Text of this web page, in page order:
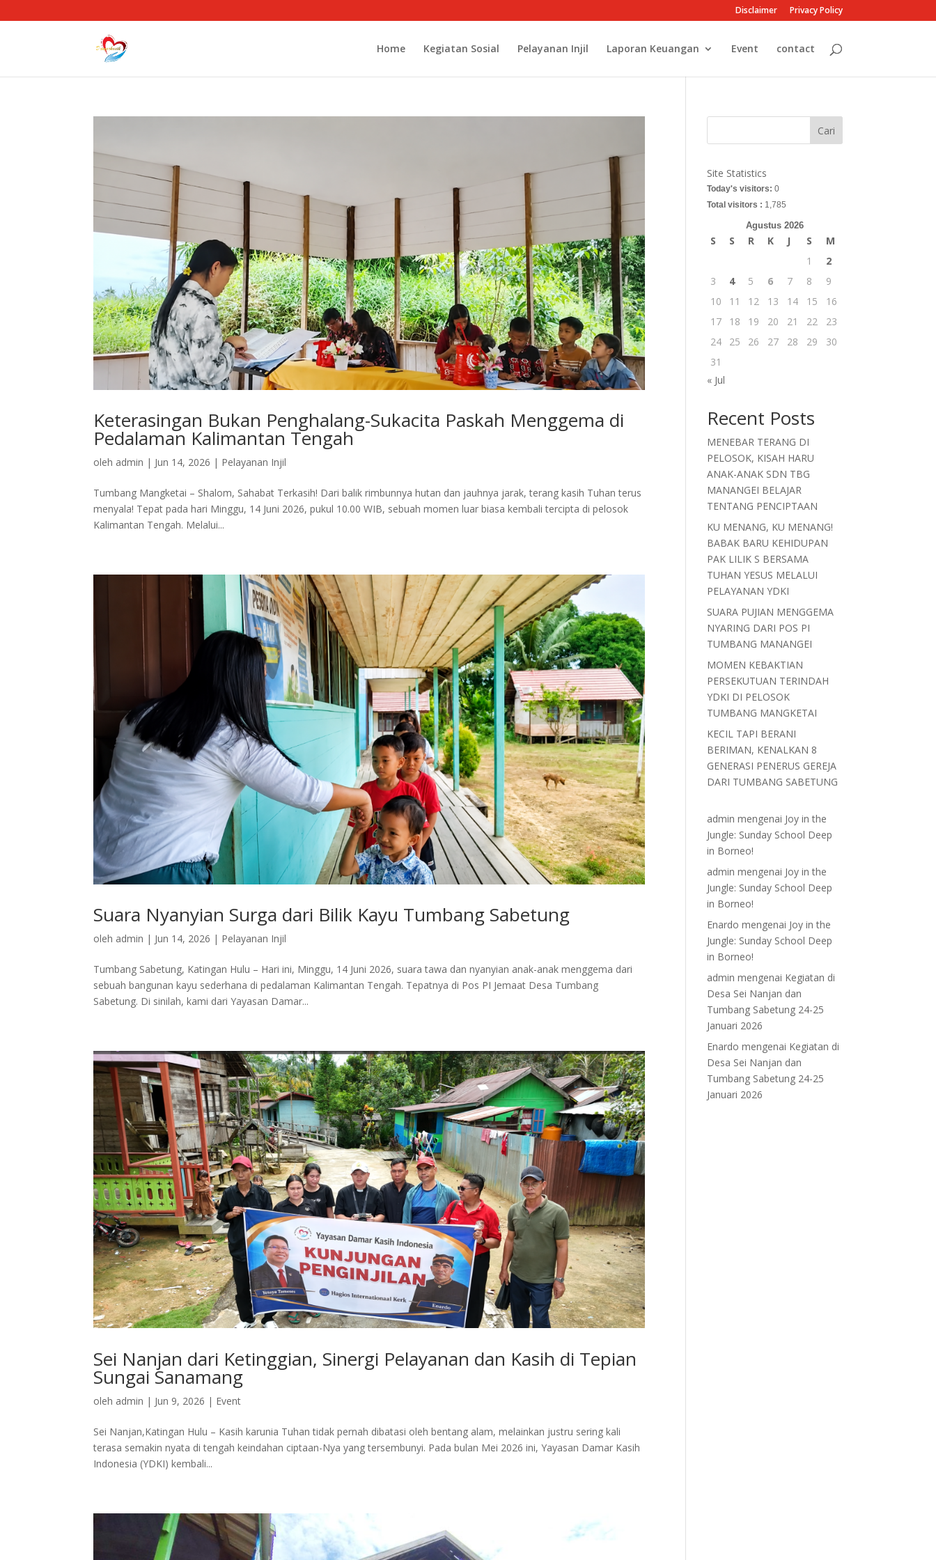
Disclaimer Privacy Policy
Home Kegiatan Sosial Pelayanan Injil Laporan Keuangan Event contact
Keterasingan Bukan Penghalang-Sukacita Paskah Menggema di
Pedalaman Kalimantan Tengah
oleh admin | Jun 14, 2026 | Pelayanan Injil
Tumbang Mangketai – Shalom, Sahabat Terkasih! Dari balik rimbunnya hutan dan jauhnya jarak, terang kasih Tuhan terus
menyala! Tepat pada hari Minggu, 14 Juni 2026, pukul 10.00 WIB, sebuah momen luar biasa kembali tercipta di pelosok
Kalimantan Tengah. Melalui...
Suara Nyanyian Surga dari Bilik Kayu Tumbang Sabetung
oleh admin | Jun 14, 2026 | Pelayanan Injil
Tumbang Sabetung, Katingan Hulu – Hari ini, Minggu, 14 Juni 2026, suara tawa dan nyanyian anak-anak menggema dari
sebuah bangunan kayu sederhana di pedalaman Kalimantan Tengah. Tepatnya di Pos PI Jemaat Desa Tumbang
Sabetung. Di sinilah, kami dari Yayasan Damar...
Sei Nanjan dari Ketinggian, Sinergi Pelayanan dan Kasih di Tepian
Sungai Sanamang
oleh admin | Jun 9, 2026 | Event
Sei Nanjan,Katingan Hulu – Kasih karunia Tuhan tidak pernah dibatasi oleh bentang alam, melainkan justru sering kali
terasa semakin nyata di tengah keindahan ciptaan-Nya yang tersembunyi. Pada bulan Mei 2026 ini, Yayasan Damar Kasih
Indonesia (YDKI) kembali...
Cari
Site Statistics
Today's visitors:0
Total visitors : 1,785
Agustus 2026
S S R K J S
M
1
2
3
4 5 6 7 8
9
10
11 12 13 14 15
16
17
18 19 20 21 22
23
24
25 26 27 28 29
30
31
« Jul
Recent Posts
MENEBAR TERANG DI
PELOSOK, KISAH HARU
ANAK-ANAK SDN TBG
MANANGEI BELAJAR
TENTANG PENCIPTAAN
KU MENANG, KU MENANG!
BABAK BARU KEHIDUPAN
PAK LILIK S BERSAMA
TUHAN YESUS MELALUI
PELAYANAN YDKI
SUARA PUJIAN MENGGEMA
NYARING DARI POS PI
TUMBANG MANANGEI
MOMEN KEBAKTIAN
PERSEKUTUAN TERINDAH
YDKI DI PELOSOK
TUMBANG MANGKETAI
KECIL TAPI BERANI
BERIMAN, KENALKAN 8
GENERASI PENERUS GEREJA
DARI TUMBANG SABETUNG
admin mengenai Joy in the
Jungle: Sunday School Deep
in Borneo!
admin mengenai Joy in the
Jungle: Sunday School Deep
in Borneo!
Enardo mengenai Joy in the
Jungle: Sunday School Deep
in Borneo!
admin mengenai Kegiatan di
Desa Sei Nanjan dan
Tumbang Sabetung 24-25
Januari 2026
Enardo mengenai Kegiatan di
Desa Sei Nanjan dan
Tumbang Sabetung 24-25
Januari 2026